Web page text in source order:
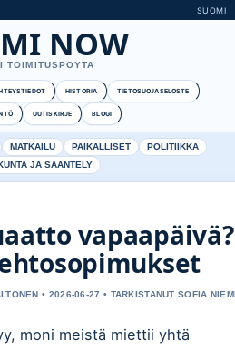
SUOMI
NOW
TOIMITUSPOYTA
HISTORIA TIETOSUOJASELOSTE
UUTISKIRJE BLOGI
MATKAILU PAIKALLISET
POLITIIKKA
JA SÄÄNTELY
• 2026-06-27 • TARKISTANUT SOFIA
moni meistä miettii yhtä